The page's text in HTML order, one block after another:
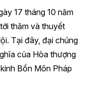
17 tháng 10 năm
thăm và thuyết
Tại đây, đại chúng
của Hòa thượng
Bổn Môn Pháp